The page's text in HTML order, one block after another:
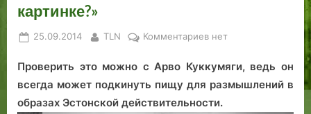
картинке?»
Posted
25.09.2014 By
TLN Комментариевк
Конкурс:
«Кого
нет
Проверить это можно с Арво Куккумяги, ведь он
всегда может подкинуть пищу для размышлений в
образах Эстонской действительности.